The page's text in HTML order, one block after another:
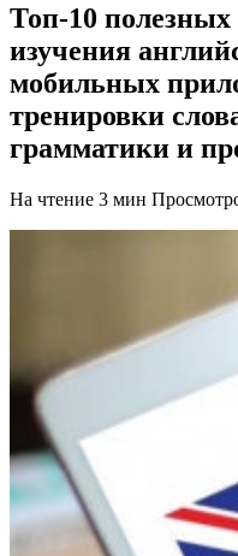
Топ-10
изучения
мобильных
тренировки
грамматики и
На чтение 3 мин